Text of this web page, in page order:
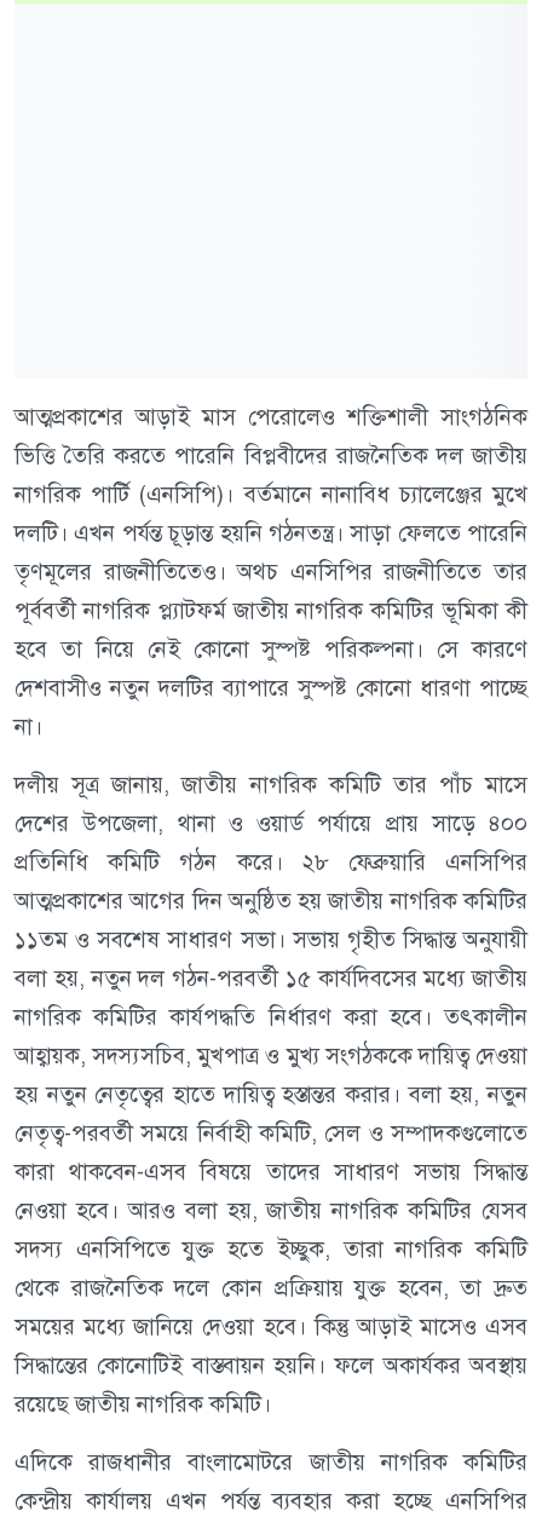
আত্মপ্রকাশের আড়াই মাস পেরোলেও শক্তিশালী সাংগঠনিক
ভিত্তি তৈরি করতে পারেনি বিপ্লবীদের রাজনৈতিক দল জাতীয়
নাগরিক পার্টি (এনসিপি)। বর্তমানে নানাবিধ চ্যালেঞ্জের মুখে
দলটি। এখন পর্যন্ত চূড়ান্ত হয়নি গঠনতন্ত্র। সাড়া ফেলতে পারেনি
তৃণমূলের রাজনীতিতেও। অথচ এনসিপির রাজনীতিতে তার
পূর্ববর্তী নাগরিক প্ল্যাটফর্ম জাতীয় নাগরিক কমিটির ভূমিকা কী
হবে তা নিয়ে নেই কোনো সুস্পষ্ট পরিকল্পনা। সে কারণে
দেশবাসীও নতুন দলটির ব্যাপারে সুস্পষ্ট কোনো ধারণা পাচ্ছে
না।
দলীয় সূত্র জানায়, জাতীয় নাগরিক কমিটি তার পাঁচ মাসে
দেশের উপজেলা, থানা ও ওয়ার্ড পর্যায়ে প্রায় সাড়ে ৪০০
প্রতিনিধি কমিটি গঠন করে। ২৮ ফেব্রুয়ারি এনসিপির
আত্মপ্রকাশের আগের দিন অনুষ্ঠিত হয় জাতীয় নাগরিক কমিটির
১১তম ও সবশেষ সাধারণ সভা। সভায় গৃহীত সিদ্ধান্ত অনুযায়ী
বলা হয়, নতুন দল গঠন-পরবর্তী ১৫ কার্যদিবসের মধ্যে জাতীয়
নাগরিক কমিটির কার্যপদ্ধতি নির্ধারণ করা হবে। তৎকালীন
আহ্বায়ক, সদস্যসচিব, মুখপাত্র ও মুখ্য সংগঠককে দায়িত্ব দেওয়া
হয় নতুন নেতৃত্বের হাতে দায়িত্ব হস্তান্তর করার। বলা হয়, নতুন
নেতৃত্ব-পরবর্তী সময়ে নির্বাহী কমিটি, সেল ও সম্পাদকগুলোতে
কারা থাকবেন-এসব বিষয়ে তাদের সাধারণ সভায় সিদ্ধান্ত
নেওয়া হবে। আরও বলা হয়, জাতীয় নাগরিক কমিটির যেসব
সদস্য এনসিপিতে যুক্ত হতে ইচ্ছুক, তারা নাগরিক কমিটি
থেকে রাজনৈতিক দলে কোন প্রক্রিয়ায় যুক্ত হবেন, তা দ্রুত
সময়ের মধ্যে জানিয়ে দেওয়া হবে। কিন্তু আড়াই মাসেও এসব
সিদ্ধান্তের কোনোটিই বাস্তবায়ন হয়নি। ফলে অকার্যকর অবস্থায়
রয়েছে জাতীয় নাগরিক কমিটি।
এদিকে রাজধানীর বাংলামোটরে জাতীয় নাগরিক কমিটির
কেন্দ্রীয় কার্যালয় এখন পর্যন্ত ব্যবহার করা হচ্ছে এনসিপির